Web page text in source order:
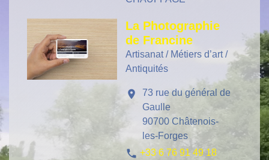
La Photographie
de Francine
Artisanat / Métiers d’art /
Antiquités
location_on
73 rue du général de
Gaulle
90700 Châtenois-
les-Forges
phone +33 6 76 91 49 18